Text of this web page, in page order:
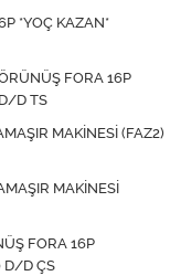
*YOÇ KAZAN*
FORA 16P
D TS
MAKİNESİ (FAZ2)
MAKİNESİ
FORA 16P
D/D ÇS